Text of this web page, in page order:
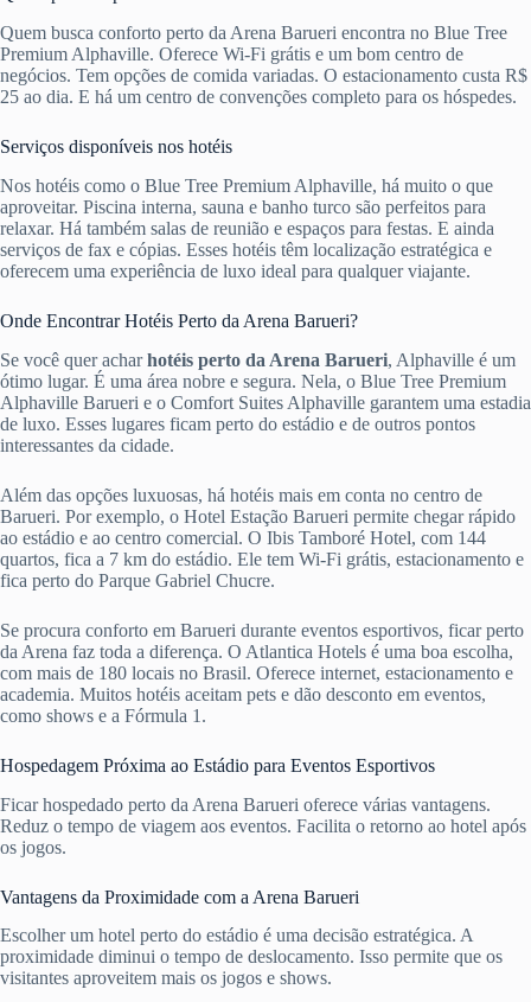
Quem busca conforto perto da Arena Barueri encontra no Blue Tree
Premium Alphaville. Oferece Wi-Fi grátis e um bom centro de
negócios. Tem opções de comida variadas. O estacionamento custa R$
25 ao dia. E há um centro de convenções completo para os hóspedes.
Serviços disponíveis nos hotéis
Nos hotéis como o Blue Tree Premium Alphaville, há muito o que
aproveitar. Piscina interna, sauna e banho turco são perfeitos para
relaxar. Há também salas de reunião e espaços para festas. E ainda
serviços de fax e cópias. Esses hotéis têm localização estratégica e
oferecem uma experiência de luxo ideal para qualquer viajante.
Onde Encontrar Hotéis Perto da Arena Barueri?
Se você quer acharhotéis perto da Arena Barueri, Alphaville é um
ótimo lugar. É uma área nobre e segura. Nela, o Blue Tree Premium
Alphaville Barueri e o Comfort Suites Alphaville garantem uma estadia
de luxo. Esses lugares ficam perto do estádio e de outros pontos
interessantes da cidade.
Além das opções luxuosas, há hotéis mais em conta no centro de
Barueri. Por exemplo, o Hotel Estação Barueri permite chegar rápido
ao estádio e ao centro comercial. O Ibis Tamboré Hotel, com 144
quartos, fica a 7 km do estádio. Ele tem Wi-Fi grátis, estacionamento e
fica perto do Parque Gabriel Chucre.
Se procura conforto em Barueri durante eventos esportivos, ficar perto
da Arena faz toda a diferença. O Atlantica Hotels é uma boa escolha,
com mais de 180 locais no Brasil. Oferece internet, estacionamento e
academia. Muitos hotéis aceitam pets e dão desconto em eventos,
como shows e a Fórmula 1.
Hospedagem Próxima ao Estádio para Eventos Esportivos
Ficar hospedado perto da Arena Barueri oferece várias vantagens.
Reduz o tempo de viagem aos eventos. Facilita o retorno ao hotel após
os jogos.
Vantagens da Proximidade com a Arena Barueri
Escolher um hotel perto do estádio é uma decisão estratégica. A
proximidade diminui o tempo de deslocamento. Isso permite que os
visitantes aproveitem mais os jogos e shows.